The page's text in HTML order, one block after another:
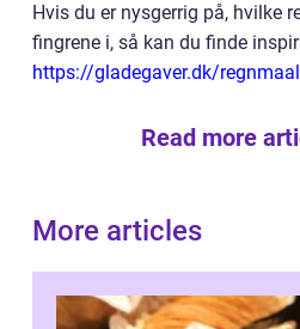
Hvis du er nysgerrig på, hvilke
fingrene i, så kan du finde
https://gladegaver.dk/
Read more
More articles